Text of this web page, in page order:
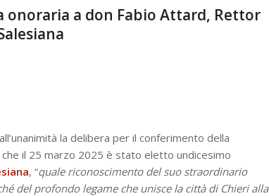
onoraria a don Fabio Attard, Rettor
la delibera per il conferimento della
che il 25 marzo 2025 è stato eletto undicesimo
, “quale riconoscimento del suo straordinario
del profondo legame che unisce la città di Chieri alla